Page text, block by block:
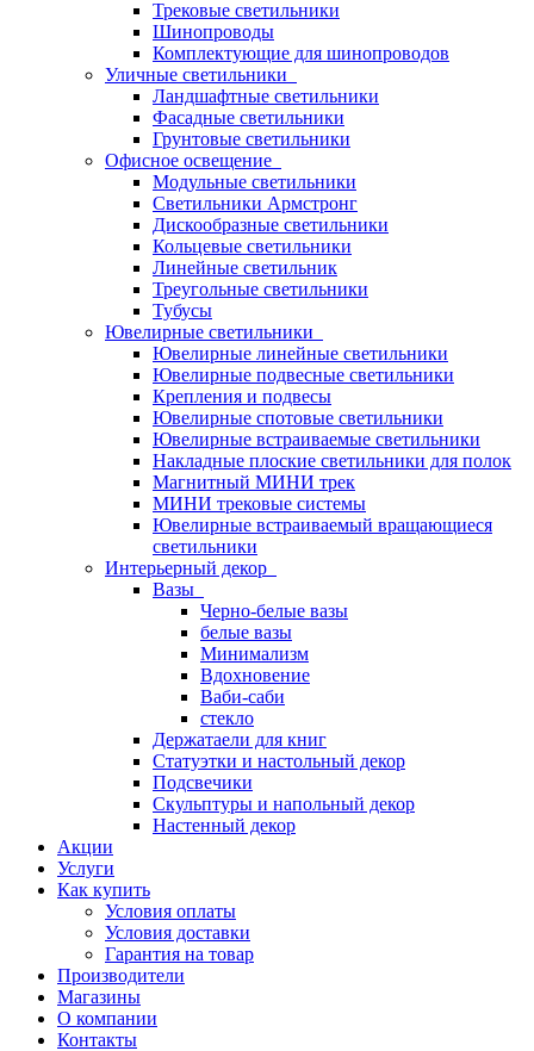
Трековые светильники
Шинопроводы
Комплектующие для шинопроводов
Уличные светильники
Ландшафтные светильники
Фасадные светильники
Грунтовые светильники
Офисное освещение
Модульные светильники
Светильники Армстронг
Дискообразные светильники
Кольцевые светильники
Линейные светильник
Треугольные светильники
Тубусы
Ювелирные светильники
Ювелирные линейные светильники
Ювелирные подвесные светильники
Крепления и подвесы
Ювелирные спотовые светильники
Ювелирные встраиваемые светильники
Накладные плоские светильники для полок
Магнитный МИНИ трек
МИНИ трековые системы
Ювелирные встраиваемый вращающиеся
светильники
Интерьерный декор
Вазы
Черно-белые вазы
белые вазы
Минимализм
Вдохновение
Ваби-саби
стекло
Держатаели для книг
Статуэтки и настольный декор
Подсвечики
Скульптуры и напольный декор
Настенный декор
Акции
Услуги
Как купить
Условия оплаты
Условия доставки
Гарантия на товар
Производители
Магазины
О компании
Контакты